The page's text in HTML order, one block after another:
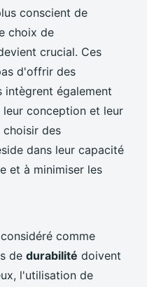
conscient de
choix de
crucial. Ces
d'offrir des
intègrent également
conception et leur
des
dans leur capacité
et à minimiser les
comme
de durabilité doivent
l'utilisation de